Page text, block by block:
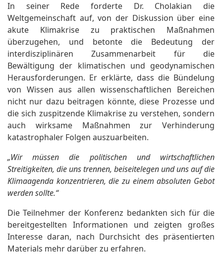
In seiner Rede forderte Dr. Cholakian die
Weltgemeinschaft auf, von der Diskussion über eine
akute Klimakrise zu praktischen Maßnahmen
überzugehen, und betonte die Bedeutung der
interdisziplinären Zusammenarbeit für die
Bewältigung der klimatischen und geodynamischen
Herausforderungen. Er erklärte, dass die Bündelung
von Wissen aus allen wissenschaftlichen Bereichen
nicht nur dazu beitragen könnte, diese Prozesse und
die sich zuspitzende Klimakrise zu verstehen, sondern
auch wirksame Maßnahmen zur Verhinderung
katastrophaler Folgen auszuarbeiten.
„Wir müssen die politischen und wirtschaftlichen
Streitigkeiten, die uns trennen, beiseitelegen und uns auf die
Klimaagenda konzentrieren, die zu einem absoluten Gebot
werden sollte.“
Die Teilnehmer der Konferenz bedankten sich für die
bereitgestellten Informationen und zeigten großes
Interesse daran, nach Durchsicht des präsentierten
Materials mehr darüber zu erfahren.